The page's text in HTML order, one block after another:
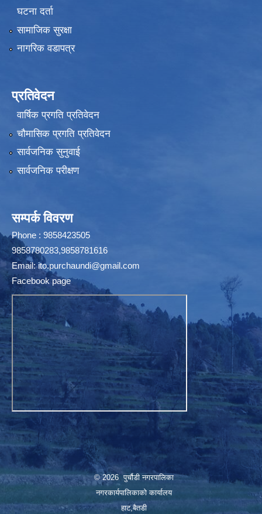
घटना दर्ता
सामाजिक सुरक्षा
नागरिक वडापत्र
प्रतिवेदन
वार्षिक प्रगति प्रतिवेदन
चौमासिक प्रगति प्रतिवेदन
सार्वजनिक सुनुवाई
सार्वजनिक परीक्षण
सम्पर्क विवरण
Phone : 9858423505
9858780283,9858781616
Email:ito.purchaundi@gmail.com
Facebook page
© 2026 पुर्चौडी नगरपालिका
नगरकार्यपालिकाकाे कार्यालय
हाट,बैतडी